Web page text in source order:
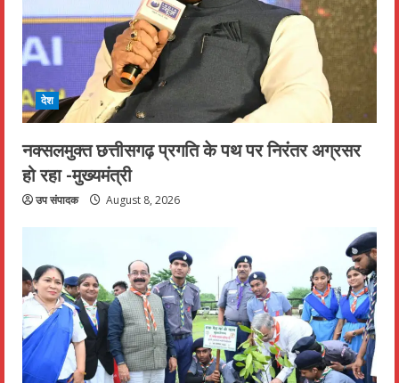
देश
नक्सलमुक्त छत्तीसगढ़ प्रगति के पथ पर निरंतर अग्रसर
हो रहा -मुख्यमंत्री
उप संपादक August 8, 2026